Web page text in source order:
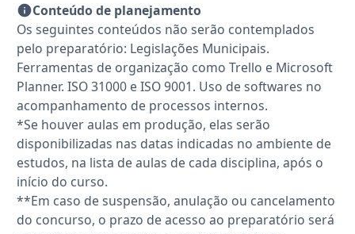
Conteúdo de planejamento
Os seguintes conteúdos não serão contemplados
pelo preparatório: Legislações Municipais.
Ferramentas de organização como Trello e Microsoft
Planner. ISO 31000 e ISO 9001. Uso de softwares no
acompanhamento de processos internos.
*Se houver aulas em produção, elas serão
disponibilizadas nas datas indicadas no ambiente de
estudos, na lista de aulas de cada disciplina, após o
início do curso.
**Em caso de suspensão, anulação ou cancelamento
do concurso, o prazo de acesso ao preparatório será